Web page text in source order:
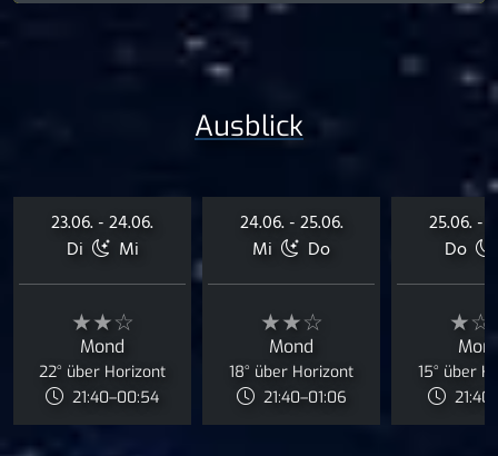
Ausblick
23.06. - 24.06.
Di
Mi
★★☆
Mond
22° über Horizont
21:40–00:54
24.06. - 25.06.
Mi
Do
★★☆
Mond
18° über Horizont
21:40–01:06
25.06. -
Do
15° über